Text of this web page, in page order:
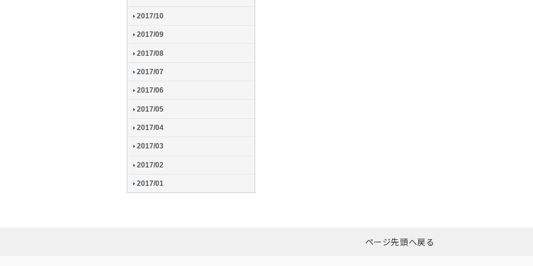
2017/10
2017/09
2017/08
2017/07
2017/06
2017/05
2017/04
2017/03
2017/02
2017/01
ページ先頭へ戻る